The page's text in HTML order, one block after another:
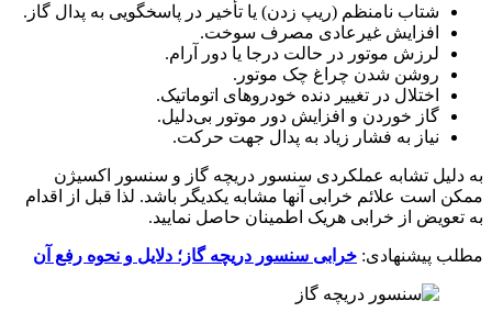
شتاب نامنظم (ریپ زدن) یا تأخیر در پاسخگویی به پدال گاز.
افزایش غیرعادی مصرف سوخت.
لرزش موتور در حالت درجا یا دور آرام.
روشن شدن چراغ چک موتور.
اختلال در تغییر دنده‌ خودروهای اتوماتیک.
گاز خوردن و افزایش دور موتور بی‌دلیل.
نیاز به فشار زیاد به پدال جهت حرکت.
به دلیل تشابه عملکردی سنسور دریچه گاز و سنسور اکسیژن
ممکن است علائم خرابی آنها مشابه یکدیگر باشد. لذا قبل از اقدام
به تعویض از خرابی هریک اطمینان حاصل نمایید.
مطلب پیشنهادی: خرابی سنسور دریچه گاز؛ دلایل و نحوه رفع آن